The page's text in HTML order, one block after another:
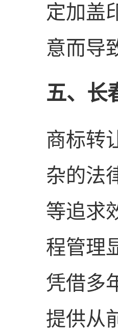
定加盖
意而导
五、长
商标转
杂的法
等追求
程管理
凭借多
提供从